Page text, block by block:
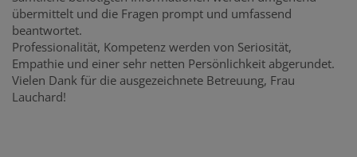
übermittelt und die Fragen prompt und umfassend
beantwortet.
Professionalität, Kompetenz werden von Seriosität,
Empathie und einer sehr netten Persönlichkeit abgerundet.
Vielen Dank für die ausgezeichnete Betreuung, Frau
Lauchard!